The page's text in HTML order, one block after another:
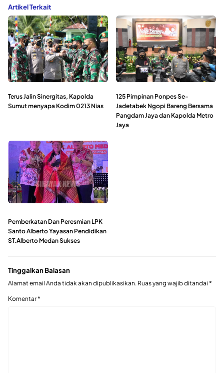
Artikel Terkait
Terus Jalin Sinergitas, Kapolda
Sumut menyapa Kodim 0213 Nias
125 Pimpinan Ponpes Se-
Jadetabek Ngopi Bareng Bersama
Pangdam Jaya dan Kapolda Metro
Jaya
Pemberkatan Dan Peresmian LPK
Santo Alberto Yayasan Pendidikan
ST.Alberto Medan Sukses
Tinggalkan Balasan
Alamat email Anda tidak akan dipublikasikan. Ruas yang wajib ditandai *
Komentar*